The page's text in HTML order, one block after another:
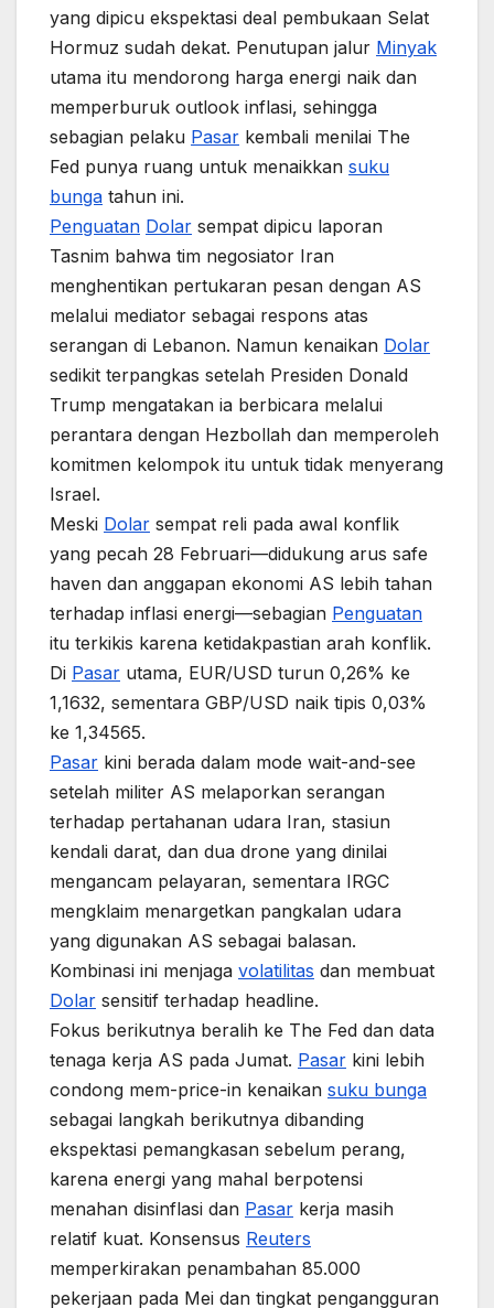
yang dipicu ekspektasi deal pembukaan Selat
Hormuz sudah dekat. Penutupan jalur Minyak
utama itu mendorong harga energi naik dan
memperburuk outlook inflasi, sehingga
sebagian pelaku Pasar kembali menilai The
Fed punya ruang untuk menaikkan suku
bunga tahun ini.
Penguatan Dolar sempat dipicu laporan
Tasnim bahwa tim negosiator Iran
menghentikan pertukaran pesan dengan AS
melalui mediator sebagai respons atas
serangan di Lebanon. Namun kenaikan Dolar
sedikit terpangkas setelah Presiden Donald
Trump mengatakan ia berbicara melalui
perantara dengan Hezbollah dan memperoleh
komitmen kelompok itu untuk tidak menyerang
Israel.
Meski Dolar sempat reli pada awal konflik
yang pecah 28 Februari—didukung arus safe
haven dan anggapan ekonomi AS lebih tahan
terhadap inflasi energi—sebagian Penguatan
itu terkikis karena ketidakpastian arah konflik.
Di Pasar utama, EUR/USD turun 0,26% ke
1,1632, sementara GBP/USD naik tipis 0,03%
ke 1,34565.
Pasar kini berada dalam mode wait-and-see
setelah militer AS melaporkan serangan
terhadap pertahanan udara Iran, stasiun
kendali darat, dan dua drone yang dinilai
mengancam pelayaran, sementara IRGC
mengklaim menargetkan pangkalan udara
yang digunakan AS sebagai balasan.
Kombinasi ini menjaga volatilitas dan membuat
Dolar sensitif terhadap headline.
Fokus berikutnya beralih ke The Fed dan data
tenaga kerja AS pada Jumat. Pasar kini lebih
condong mem-price-in kenaikan suku bunga
sebagai langkah berikutnya dibanding
ekspektasi pemangkasan sebelum perang,
karena energi yang mahal berpotensi
menahan disinflasi dan Pasar kerja masih
relatif kuat. Konsensus Reuters
memperkirakan penambahan 85.000
pekerjaan pada Mei dan tingkat pengangguran